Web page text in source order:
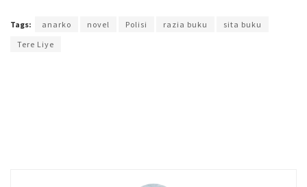
Tags: anarko novel Polisi razia buku
sita buku
Tere Liye